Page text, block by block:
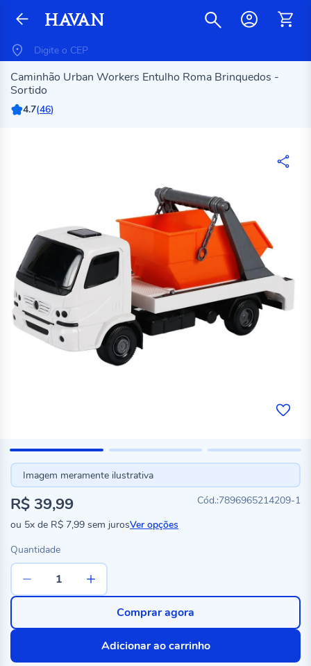
Caminhão Urban Workers Entulho Roma Brinquedos -
Sortido
4.7(46)
Imagem meramente ilustrativa
7896965214209-1
R$ 39,99
ou 5x de R$ 7,99 sem jurosVer opções
Quantidade
Adicionar ao carrinho
Comprar agora